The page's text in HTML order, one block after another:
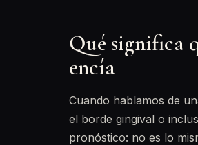
Qué significa
encía
Cuando hablamos de
el borde gingival o
pronóstico: no es lo